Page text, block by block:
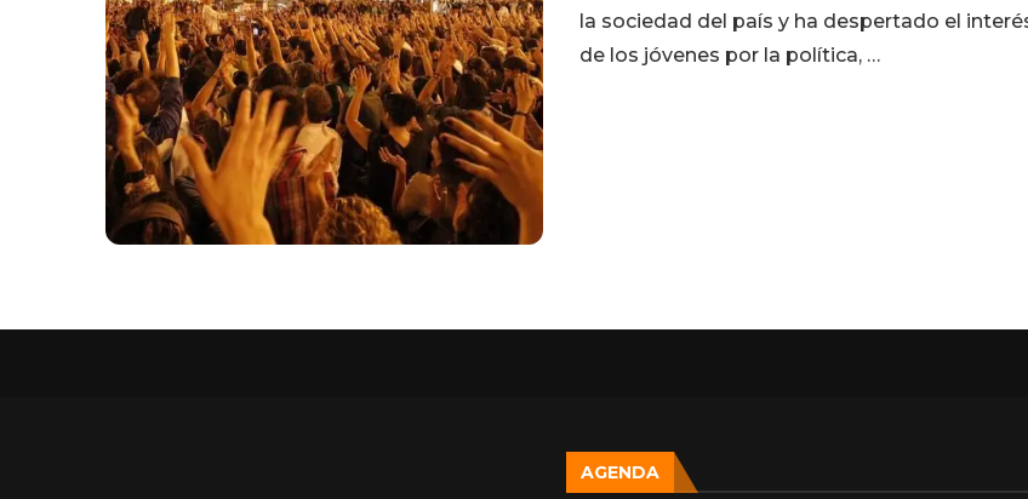
la sociedad del país y ha despertado el
de los jóvenes por la política, …
AGENDA